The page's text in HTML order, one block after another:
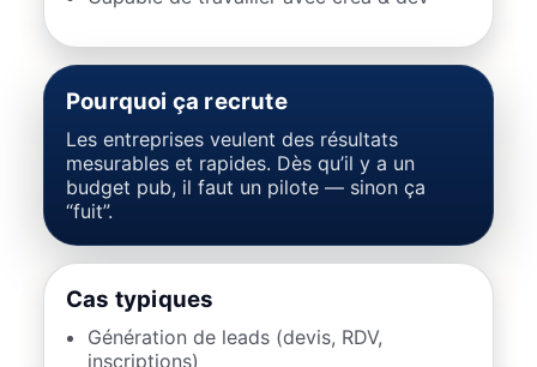
Pourquoi ça recrute
Les entreprises veulent des résultats
mesurables et rapides. Dès qu’il y a un
budget pub, il faut un pilote — sinon ça
“fuit”.
Cas typiques
Génération de leads (devis, RDV,
inscriptions)